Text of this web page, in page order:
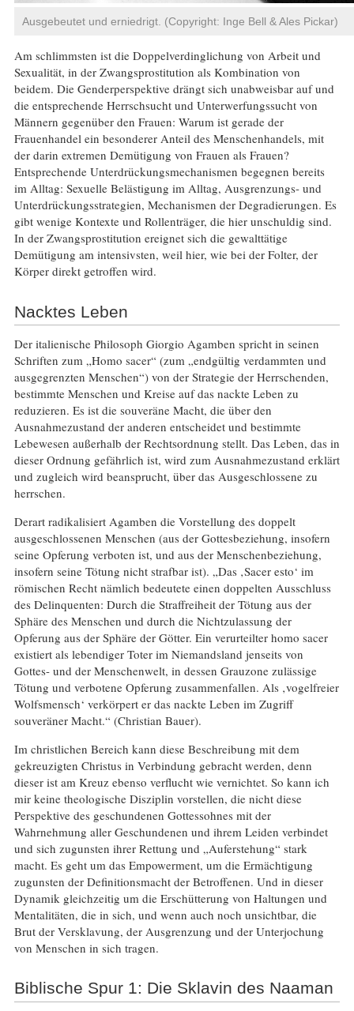
Ausgebeutet und erniedrigt. (Copyright: Inge Bell & Ales Pickar)
Am schlimmsten ist die Doppelverdinglichung von Arbeit und
Sexualität, in der Zwangsprostitution als Kombination von
beidem. Die Genderperspektive drängt sich unabweisbar auf und
die entsprechende Herrschsucht und Unterwerfungssucht von
Männern gegenüber den Frauen: Warum ist gerade der
Frauenhandel ein besonderer Anteil des Menschenhandels, mit
der darin extremen Demütigung von Frauen als Frauen?
Entsprechende Unterdrückungsmechanismen begegnen bereits
im Alltag: Sexuelle Belästigung im Alltag, Ausgrenzungs- und
Unterdrückungsstrategien, Mechanismen der Degradierungen. Es
gibt wenige Kontexte und Rollenträger, die hier unschuldig sind.
In der Zwangsprostitution ereignet sich die gewalttätige
Demütigung am intensivsten, weil hier, wie bei der Folter, der
Körper direkt getroffen wird.
Nacktes Leben
Der italienische Philosoph Giorgio Agamben spricht in seinen
Schriften zum „Homo sacer“ (zum „endgültig verdammten und
ausgegrenzten Menschen“) von der Strategie der Herrschenden,
bestimmte Menschen und Kreise auf das nackte Leben zu
reduzieren. Es ist die souveräne Macht, die über den
Ausnahmezustand der anderen entscheidet und bestimmte
Lebewesen außerhalb der Rechtsordnung stellt. Das Leben, das in
dieser Ordnung gefährlich ist, wird zum Ausnahmezustand erklärt
und zugleich wird beansprucht, über das Ausgeschlossene zu
herrschen.
Derart radikalisiert Agamben die Vorstellung des doppelt
ausgeschlossenen Menschen (aus der Gottesbeziehung, insofern
seine Opferung verboten ist, und aus der Menschenbeziehung,
insofern seine Tötung nicht strafbar ist). „Das ‚Sacer esto‘ im
römischen Recht nämlich bedeutete einen doppelten Ausschluss
des Delinquenten: Durch die Straffreiheit der Tötung aus der
Sphäre des Menschen und durch die Nichtzulassung der
Opferung aus der Sphäre der Götter. Ein verurteilter homo sacer
existiert als lebendiger Toter im Niemandsland jenseits von
Gottes- und der Menschenwelt, in dessen Grauzone zulässige
Tötung und verbotene Opferung zusammenfallen. Als ‚vogelfreier
Wolfsmensch‘ verkörpert er das nackte Leben im Zugriff
souveräner Macht.“ (Christian Bauer).
Im christlichen Bereich kann diese Beschreibung mit dem
gekreuzigten Christus in Verbindung gebracht werden, denn
dieser ist am Kreuz ebenso verflucht wie vernichtet. So kann ich
mir keine theologische Disziplin vorstellen, die nicht diese
Perspektive des geschundenen Gottessohnes mit der
Wahrnehmung aller Geschundenen und ihrem Leiden verbindet
und sich zugunsten ihrer Rettung und „Auferstehung“ stark
macht. Es geht um das Empowerment, um die Ermächtigung
zugunsten der Definitionsmacht der Betroffenen. Und in dieser
Dynamik gleichzeitig um die Erschütterung von Haltungen und
Mentalitäten, die in sich, und wenn auch noch unsichtbar, die
Brut der Versklavung, der Ausgrenzung und der Unterjochung
von Menschen in sich tragen.
Biblische Spur 1: Die Sklavin des Naaman